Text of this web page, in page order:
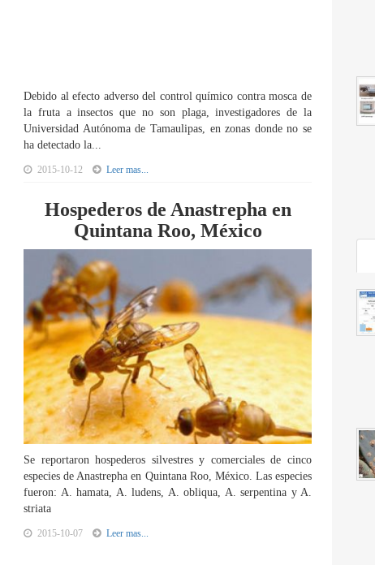
Debido al efecto adverso del control químico contra mosca de
la fruta a insectos que no son plaga, investigadores de la
Universidad Autónoma de Tamaulipas, en zonas donde no se
ha detectado la...
2015-10-12 Leer mas...
Hospederos de Anastrepha en
Quintana Roo, México
Se reportaron hospederos silvestres y comerciales de cinco
especies de Anastrepha en Quintana Roo, México. Las especies
fueron: A. hamata, A. ludens, A. obliqua, A. serpentina y A.
striata
2015-10-07 Leer mas...